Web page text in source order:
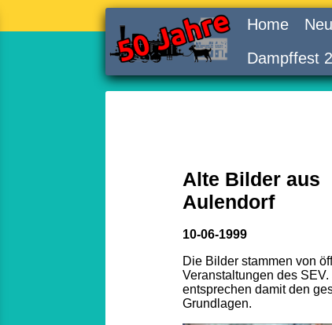
Home
Dampffest
Alte Bilder aus
Aulendorf
10-06-1999
Die Bilder stammen von
Veranstaltungen des SEV.
entsprechen damit den
Grundlagen.